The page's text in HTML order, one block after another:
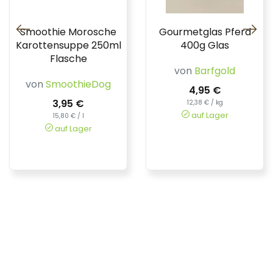
Smoothie Morosche
Karottensuppe 250ml
Flasche
von SmoothieDog
3,95 €
15,80 € / l
auf Lager
Gourmetglas Pferd
400g Glas
von Barfgold
4,95 €
12,38 € / kg
auf Lager